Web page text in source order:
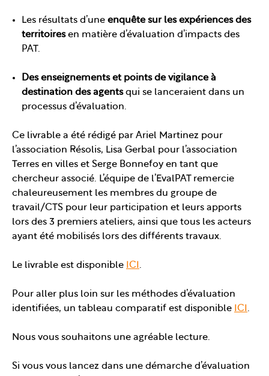
Les résultats d’une enquête sur les expériences des
territoiresen matière d’évaluation d’impacts des
PAT.
Des enseignements et points de vigilance à
destination des agentsqui se lanceraient dans un
processus d’évaluation.
Ce livrable a été rédigé par Ariel Martinez pour
l’association Résolis, Lisa Gerbal pour l’association
Terres en villes et Serge Bonnefoy en tant que
chercheur associé. L’équipe de l’EvalPAT remercie
chaleureusement les membres du groupe de
travail/CTS pour leur participation et leurs apports
lors des 3 premiers ateliers, ainsi que tous les acteurs
ayant été mobilisés lors des différents travaux.
Le livrable est disponible ICI .
Pour aller plus loin sur les méthodes d’évaluation
identifiées, un tableau comparatif est disponible ICI .
Nous vous souhaitons une agréable lecture.
Si vous vous lancez dans une démarche d’évaluation